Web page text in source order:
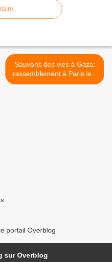
Sauvons des vies à Gaza:
rassemblement à Paris le 6
septembre >
portail Overblog
sur Overblog